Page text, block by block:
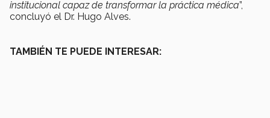
institucional capaz de transformar la práctica médica”,
concluyó el Dr. Hugo Alves.
TAMBIÉN TE PUEDE INTERESAR: